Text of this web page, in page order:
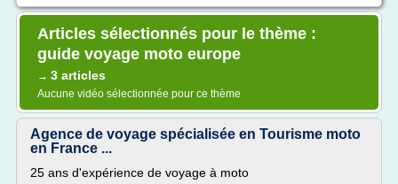
Articles sélectionnés pour le thème :
guide voyage moto europe
→ 3 articles
Aucune vidéo sélectionnée pour ce thème
Agence de voyage spécialisée en Tourisme moto
en France ...
25 ans d'expérience de voyage à moto